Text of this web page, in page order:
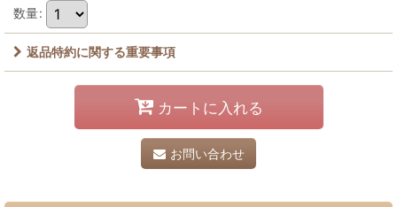
数量:
返品特約に関する重要事項
カートに入れる
お問い合わせ